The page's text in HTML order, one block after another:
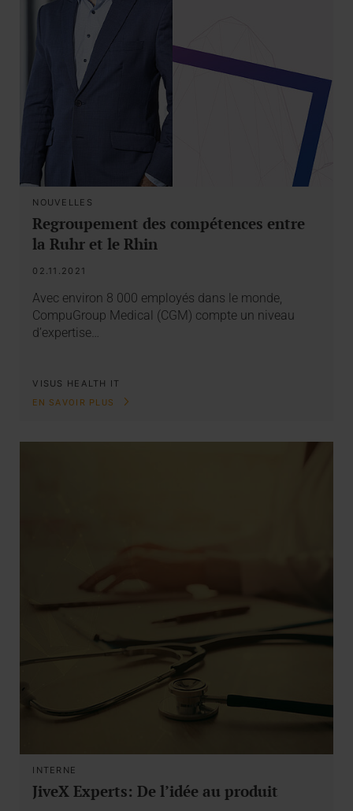
NOUVELLES
Regroupement des compétences entre
la Ruhr et le Rhin
02.11.2021
Avec environ 8 000 employés dans le monde,
CompuGroup Medical (CGM) compte un niveau
d’expertise…
VISUS HEALTH IT
EN SAVOIR PLUS
INTERNE
JiveX Experts: De l’idée au produit